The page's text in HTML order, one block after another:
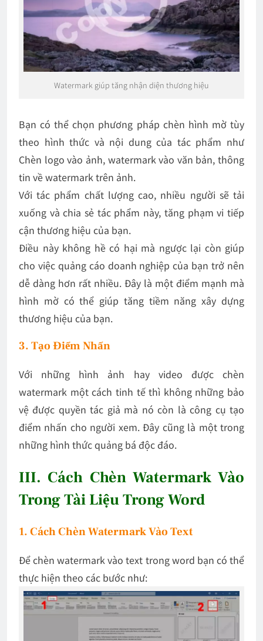
Watermark giúp tăng nhận diện thương hiệu
Bạn có thể chọn phương pháp chèn hình mờ tùy
theo hình thức và nội dung của tác phẩm như
Chèn logo vào ảnh, watermark vào văn bản, thông
tin về watermark trên ảnh.
Với tác phẩm chất lượng cao, nhiều người sẽ tải
xuống và chia sẻ tác phẩm này, tăng phạm vi tiếp
cận thương hiệu của bạn.
Điều này không hề có hại mà ngược lại còn giúp
cho việc quảng cáo doanh nghiệp của bạn trở nên
dễ dàng hơn rất nhiều. Đây là một điểm mạnh mà
hình mờ có thể giúp tăng tiềm năng xây dựng
thương hiệu của bạn.
3. Tạo Điểm Nhấn
Với những hình ảnh hay video được chèn
watermark một cách tinh tế thì không những bảo
vệ được quyền tác giả mà nó còn là công cụ tạo
điểm nhấn cho người xem. Đây cũng là một trong
những hình thức quảng bá độc đáo.
III. Cách Chèn Watermark Vào
Trong Tài Liệu Trong Word
1. Cách Chèn Watermark Vào Text
Để chèn watermark vào text trong word bạn có thể
thực hiện theo các bước như: